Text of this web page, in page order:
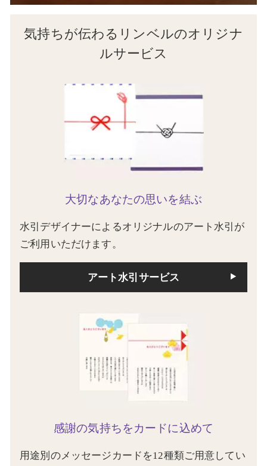
気持ちが伝わるリンベルのオリジナ
ルサービス
大切なあなたの思いを結ぶ
水引デザイナーによるオリジナルのアート水引が
ご利用いただけます。
アート水引サービス
感謝の気持ちをカードに込めて
用途別のメッセージカードを12種類ご用意してい